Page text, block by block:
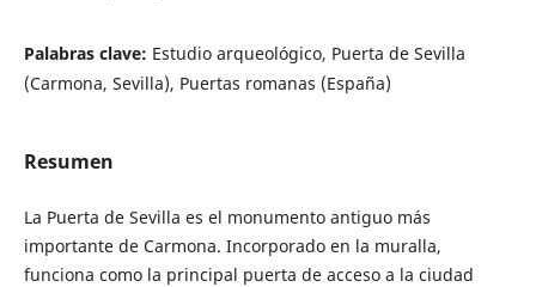
Palabras clave: Estudio arqueológico, Puerta de Sevilla
(Carmona, Sevilla), Puertas romanas (España)
Resumen
La Puerta de Sevilla es el monumento antiguo más
importante de Carmona. Incorporado en la muralla,
funciona como la principal puerta de acceso a la ciudad